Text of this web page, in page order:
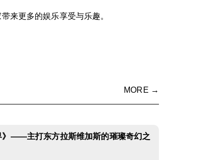
来更多的娱乐享受与乐趣。
MORE →
》——主打东方拉斯维加斯的璀璨奇幻之